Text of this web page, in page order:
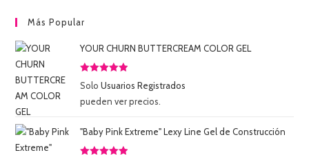
Más Popular
YOUR CHURN BUTTERCREAM COLOR GEL
Valorado
5
SoloUsuarios Registrados
pueden ver precios.
"Baby Pink Extreme" Lexy Line Gel de Construcción